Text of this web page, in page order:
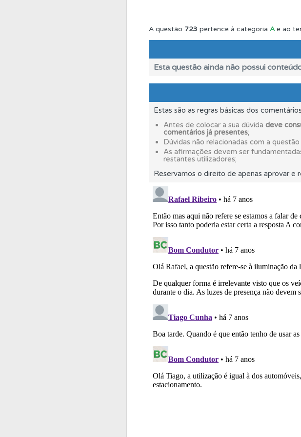
Perfil Tem um histórico dos seus testes
Veja os temas onde tem mais
Conta Crie uma conta para ter acesso às
O teste "Novas" apresenta-lhe
Perfil Veja as questões que errou no seu
Questões Consulte aqui todas as
Questões
A questão 723 pertence à categoria Ae ao
Esta questão ainda não possui
Estas são as regras básicas dos
Antes de colocar a sua dúvida deve
comentários já presentes;
Dúvidas não relacionadas com a
As afirmações devem ser
restantes utilizadores;
Reservamos o direito de apenas aprovar e